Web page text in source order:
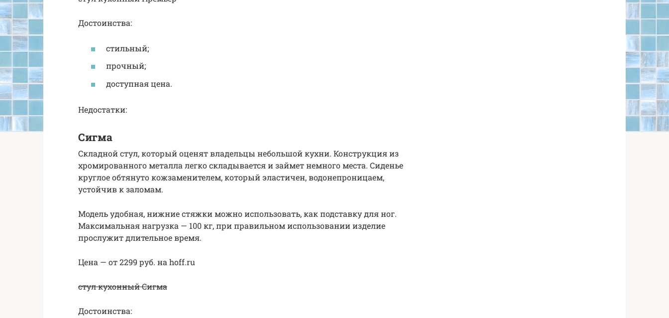
Достоинства:
стильный;
прочный;
доступная цена.
Недостатки:
Сигма
Складной стул, который оценят владельцы небольшой кухни. Конструкция из
хромированного металла легко складывается и займет немного места. Сиденье
круглое обтянуто кожзаменителем, который эластичен, водонепроницаем,
устойчив к заломам.
Модель удобная, нижние стяжки можно использовать, как подставку для ног.
Максимальная нагрузка — 100 кг, при правильном использовании изделие
прослужит длительное время.
Цена — от 2299 руб. на hoff.ru
стул кухонный Сигма
Достоинства: